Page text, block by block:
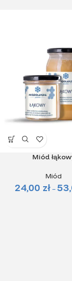
Miód
Miód
24,00 zł –